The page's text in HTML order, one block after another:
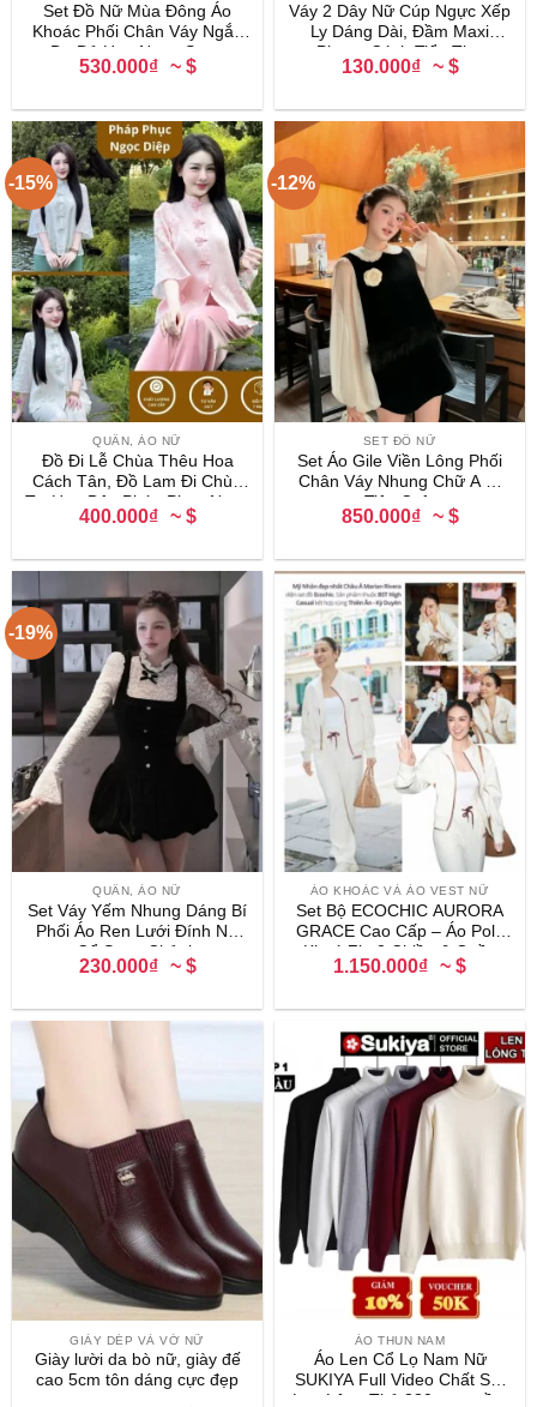
Set Đồ Nữ Mùa Đông Áo
Khoác Phối Chân Váy Ngắn
Dạ Đỏ Hoa Ngực Sang
Chảnh
530.000₫ ~ $
Váy 2 Dây Nữ Cúp Ngực Xếp
Ly Dáng Dài, Đầm Maxi
Phong Cách Tiểu Thư
130.000₫ ~ $
-15%
QUẦN, ÁO NỮ
Đồ Đi Lễ Chùa Thêu Hoa
Cách Tân, Đồ Lam Đi Chùa
Tơ Hoa Dây Pháp Phục Ngọc
Diệp
400.000₫ ~ $
-12%
SET ĐỒ NỮ
Set Áo Gile Viền Lông Phối
Chân Váy Nhung Chữ A Đi
Tiệc Cafe
850.000₫ ~ $
-19%
QUẦN, ÁO NỮ
Set Váy Yếm Nhung Dáng Bí
Phối Áo Ren Lưới Đính Nơ
Cổ Sang Chảnh
230.000₫ ~ $
ÁO KHOÁC VÀ ÁO VEST NỮ
Set Bộ ECOCHIC AURORA
GRACE Cao Cấp – Áo Polo
Khoá Zip 2 Chiều & Quần
Suông Cạp Cao Chính Hãng
1.150.000₫ ~ $
GIÀY DÉP VÀ VỚ NỮ
Giày lười da bò nữ, giày đế
cao 5cm tôn dáng cực đẹp
ÁO THUN NAM
Áo Len Cổ Lọ Nam Nữ
SUKIYA Full Video Chất Sợi
Len Lông Thỏ 380gsm mềm